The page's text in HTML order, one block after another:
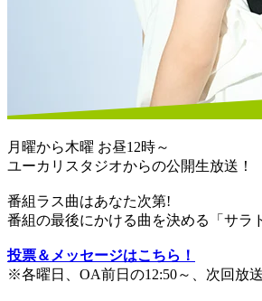
月曜から木曜 お昼12時～
ユーカリスタジオからの公開生放送！
番組ラス曲はあなた次第!
番組の最後にかける曲を決める「サラ
投票＆メッセージはこちら！
※各曜日、OA前日の12:50～、次回放